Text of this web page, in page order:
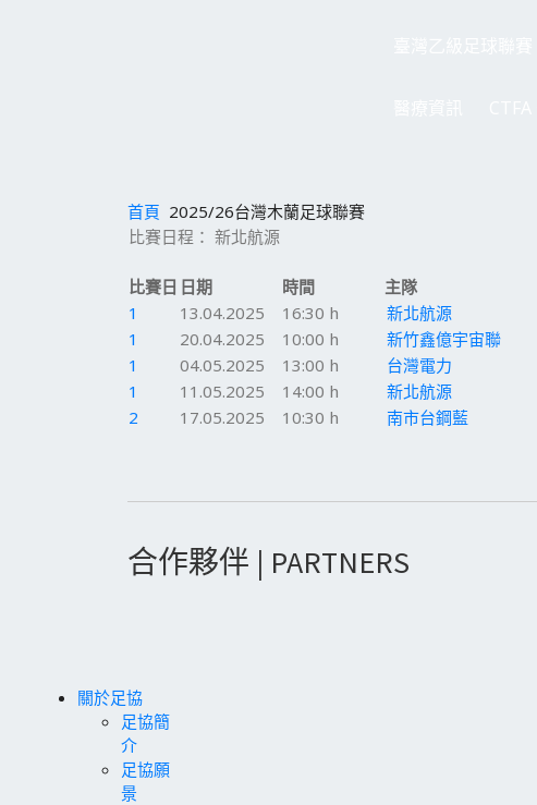
首頁 2025/26台灣木蘭足球聯賽
比賽日程： 新北航源
比賽日 日期 時間 主隊
1
13.04.2025 16:30 h 新北航源
1
20.04.2025 10:00 h 新竹鑫億宇宙聯
1
04.05.2025 13:00 h 台灣電力
1
11.05.2025 14:00 h 新北航源
2
17.05.2025 10:30 h 南市台鋼藍
合作夥伴 | PARTNERS
關於足協
足協簡
介
足協願
景